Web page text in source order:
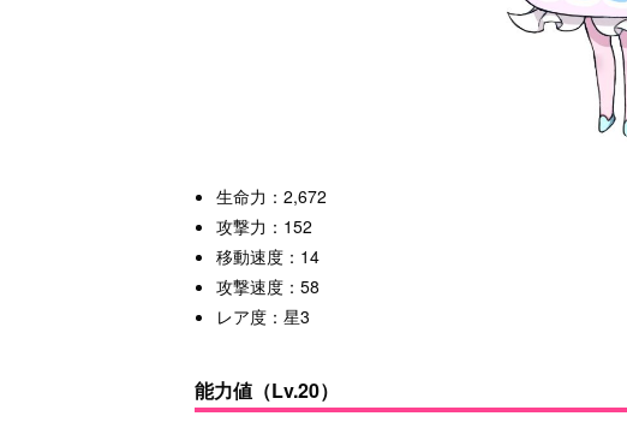
生命力：2,672
攻撃力：152
移動速度：14
攻撃速度：58
レア度：星3
能力値（Lv.20）